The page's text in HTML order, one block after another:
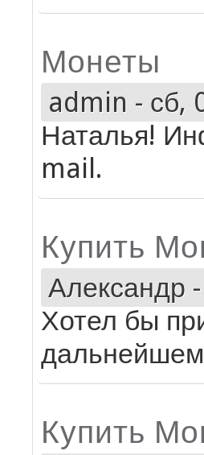
Монеты
admin - сб,
Наталья!
mail.
Купить
Александр -
Хотел бы
Купить